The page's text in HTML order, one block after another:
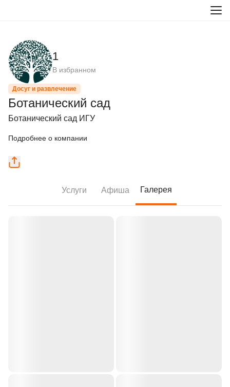
1
В избранном
Досуг и развлечение
Ботанический сад
Ботанический сад ИГУ
Подробнее о компании
Услуги Афиша Галерея